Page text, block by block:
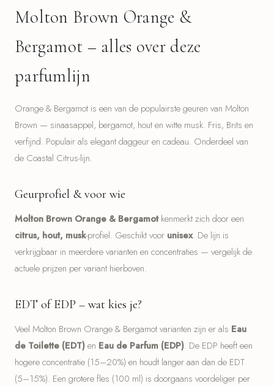
Molton Brown Orange &
Bergamot – alles over deze
parfumlijn
Orange & Bergamot is een van de populairste geuren van Molton
Brown — sinaasappel, bergamot, hout en witte musk. Fris, Brits en
verfijnd. Populair als elegant daggeur en cadeau. Onderdeel van
de Coastal Citrus-lijn.
Geurprofiel & voor wie
Molton Brown Orange & Bergamotkenmerkt zich door een
citrus, hout, musk-profiel. Geschikt voor unisex. De lijn is
verkrijgbaar in meerdere varianten en concentraties — vergelijk de
actuele prijzen per variant hierboven.
EDT of EDP – wat kies je?
Veel Molton Brown Orange & Bergamot varianten zijn er als Eau
de Toilette (EDT)en Eau de Parfum (EDP). De EDP heeft een
hogere concentratie (15–20%) en houdt langer aan dan de EDT
(5–15%). Een grotere fles (100 ml) is doorgaans voordeliger per